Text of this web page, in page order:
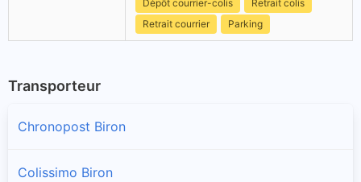
Dépôt courrier-colis
Retrait colis
Retrait courrier
Parking
Transporteur
Chronopost Biron
Colissimo Biron